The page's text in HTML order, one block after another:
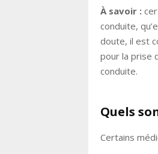
À savoir :
conduite,
doute, il est
pour la prise
conduite.
Quels
Certains